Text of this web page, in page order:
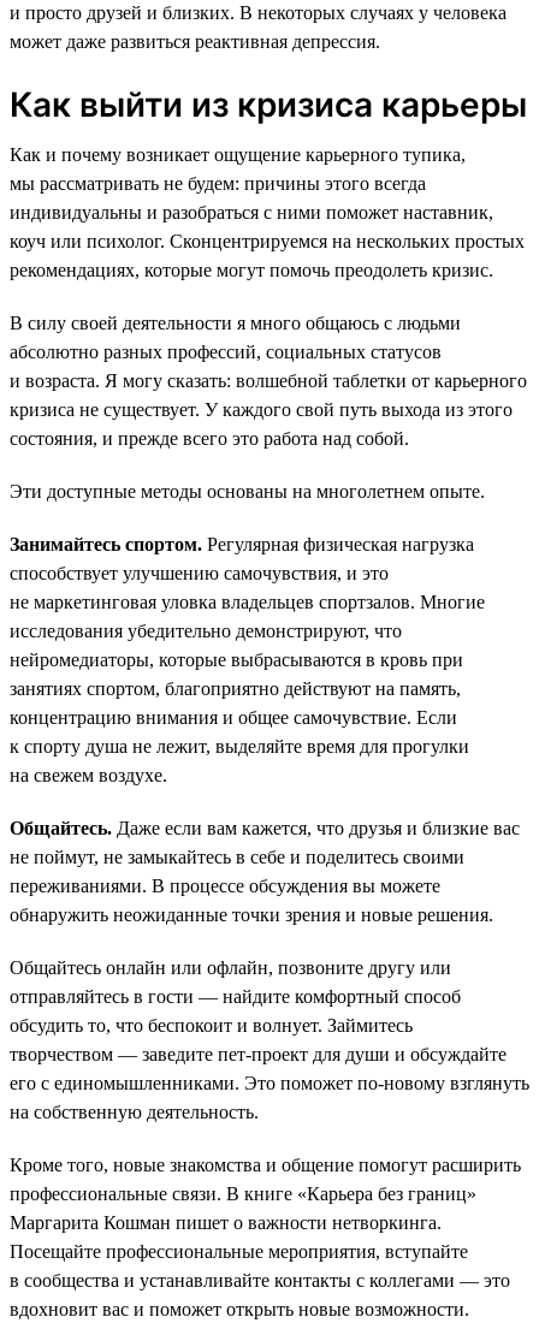
и просто друзей и близких. В некоторых случаях у человека
может даже развиться реактивная депрессия.
Как выйти из кризиса карьеры
Как и почему возникает ощущение карьерного тупика,
мы рассматривать не будем: причины этого всегда
индивидуальны и разобраться с ними поможет наставник,
коуч или психолог. Сконцентрируемся на нескольких простых
рекомендациях, которые могут помочь преодолеть кризис.
В силу своей деятельности я много общаюсь с людьми
абсолютно разных профессий, социальных статусов
и возраста. Я могу сказать: волшебной таблетки от карьерного
кризиса не существует. У каждого свой путь выхода из этого
состояния, и прежде всего это работа над собой.
Эти доступные методы основаны на многолетнем опыте.
Занимайтесь спортом. Регулярная физическая нагрузка
способствует улучшению самочувствия, и это
не маркетинговая уловка владельцев спортзалов. Многие
исследования убедительно демонстрируют, что
нейромедиаторы, которые выбрасываются в кровь при
занятиях спортом, благоприятно действуют на память,
концентрацию внимания и общее самочувствие. Если
к спорту душа не лежит, выделяйте время для прогулки
на свежем воздухе.
Общайтесь. Даже если вам кажется, что друзья и близкие вас
не поймут, не замыкайтесь в себе и поделитесь своими
переживаниями. В процессе обсуждения вы можете
обнаружить неожиданные точки зрения и новые решения.
Общайтесь онлайн или офлайн, позвоните другу или
отправляйтесь в гости — найдите комфортный способ
обсудить то, что беспокоит и волнует. Займитесь
творчеством — заведите пет-проект для души и обсуждайте
его с единомышленниками. Это поможет по-новому взглянуть
на собственную деятельность.
Кроме того, новые знакомства и общение помогут расширить
профессиональные связи. В книге «Карьера без границ»
Маргарита Кошман пишет о важности нетворкинга.
Посещайте профессиональные мероприятия, вступайте
в сообщества и устанавливайте контакты с коллегами — это
вдохновит вас и поможет открыть новые возможности.